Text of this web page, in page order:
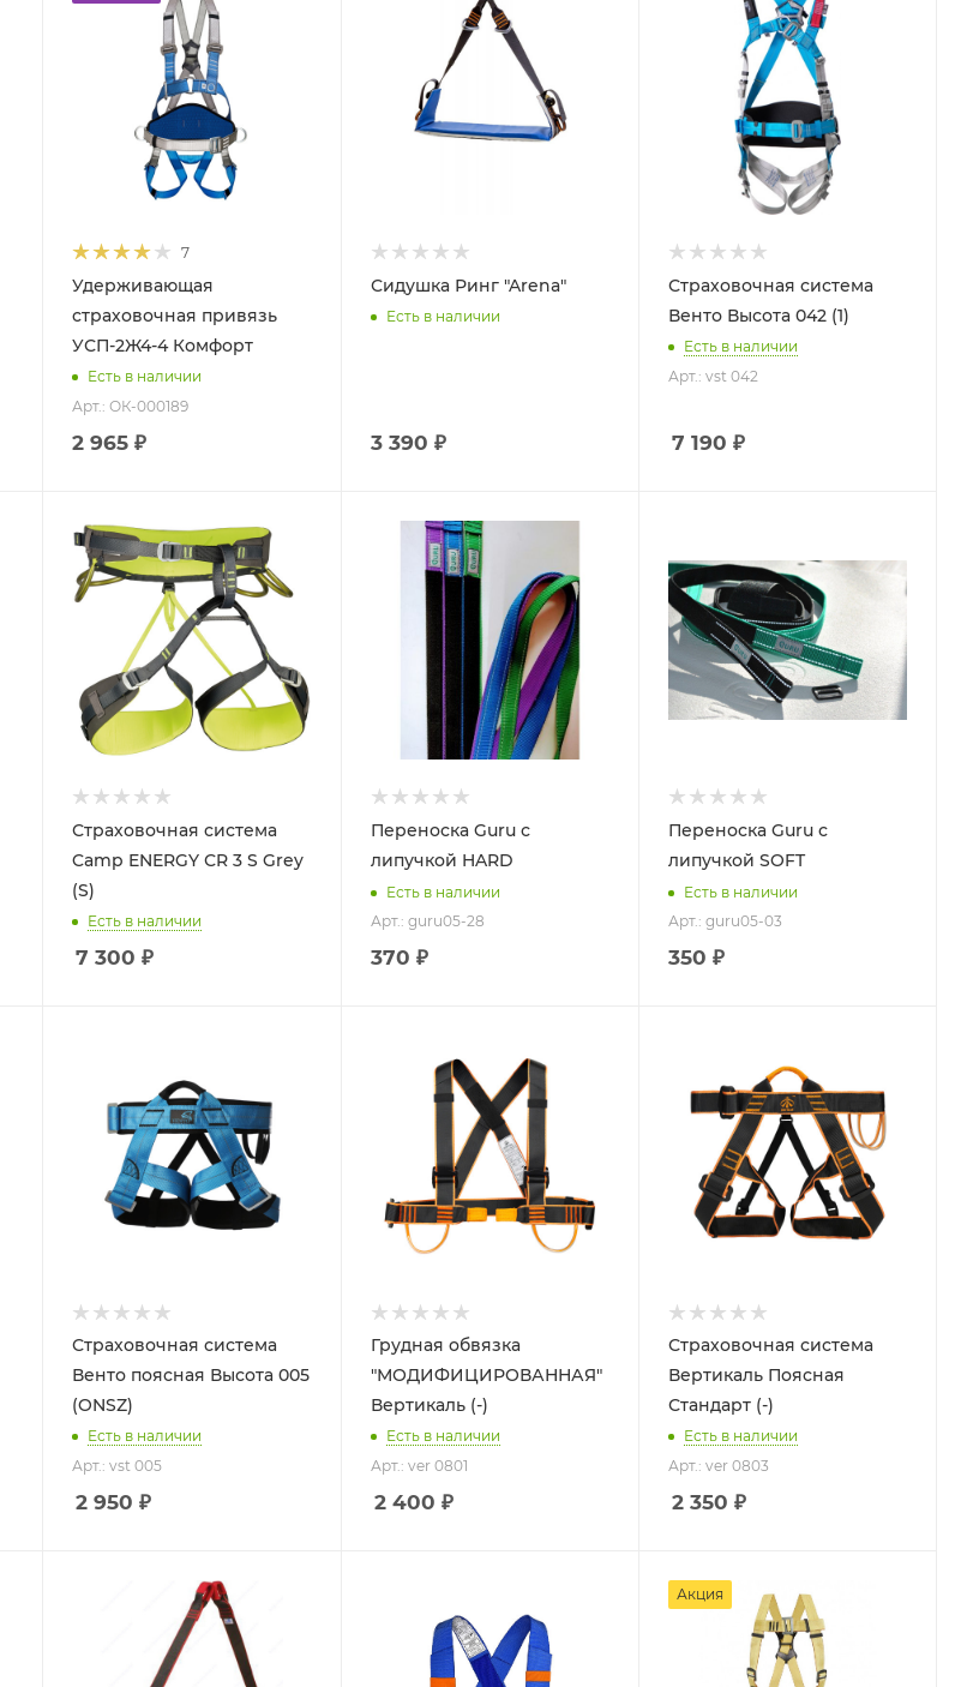
7
Удерживающая
страховочная привязь
УСП-2Ж4-4 Комфорт
Есть в наличии
Арт.: ОК-000189
2 965 ₽
Сидушка Ринг "Arena"
Есть в наличии
3 390 ₽
Страховочная система
Венто Высота 042 (1)
Есть в наличии
Арт.: vst 042
7 190 ₽
Страховочная система
Camp ENERGY СR 3 S Grey
(S)
Есть в наличии
7 300 ₽
Переноска Guru с
липучкой HARD
Есть в наличии
Арт.: guru05-28
370 ₽
Переноска Guru с
липучкой SOFT
Есть в наличии
Арт.: guru05-03
350 ₽
Страховочная система
Венто поясная Высота 005
(ONSZ)
Есть в наличии
Арт.: vst 005
2 950 ₽
Грудная обвязка
"МОДИФИЦИРОВАННАЯ"
Вертикаль (-)
Есть в наличии
Арт.: ver 0801
2 400 ₽
Страховочная система
Вертикаль Поясная
Стандарт (-)
Есть в наличии
Арт.: ver 0803
2 350 ₽
Акция
Процент Скидки
30